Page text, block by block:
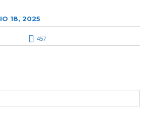
18, 2025
457